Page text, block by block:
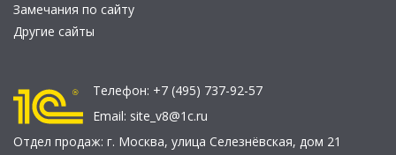
Замечания по сайту
Другие сайты
Телефон: +7 (495) 737-92-57
Email: site_v8@1c.ru
Отдел продаж: г. Москва, улица Селезнёвская, дом 21